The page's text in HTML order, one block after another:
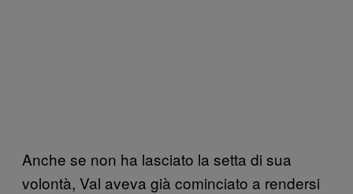
Anche se non ha lasciato la setta di sua
volontà, Val aveva già cominciato a rendersi